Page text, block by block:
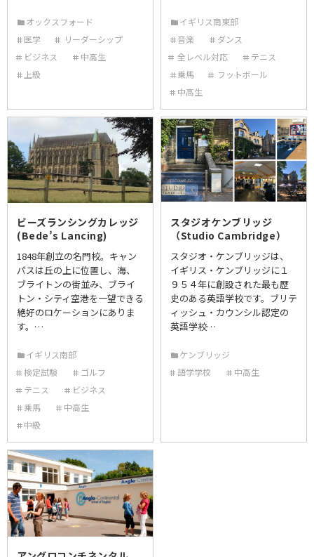
オックスフォード
医学
リーダーシップ
ビジネス
中高生
上級
イギリス南東部
音楽
ダンス
全レベル対応
テニス
乗馬
フットボール
中高生
ビーズランシングカレッジ
(Bede’s Lancing)
1848年創立の名門校。キャン
パスは丘の上に位置し、海、
ブライトンの街並み、ブライ
トン・シティ空港を一望できる
絶好のロケーションにありま
す。…
イギリス南部
検定試験
ゴルフ
テニス
ビジネス
乗馬
中高生
中級
スタジオケンブリッジ
（Studio Cambridge）
スタジオ・ケンブリッジは、
イギリス・ケンブリッジに１
９５４年に創設された最も歴
史のある英語学校です。ブリテ
ィッシュ・カウンシル認定の
英語学校…
ケンブリッジ
語学学校
中高生